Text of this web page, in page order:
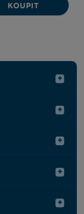
KOUPIT